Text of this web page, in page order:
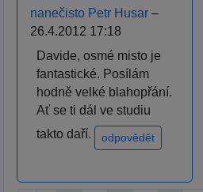
nanečisto Petr Husar –
26.4.2012 17:18
Davide, osmé misto je
fantastické. Posílám
hodně velké blahopřání.
Ať se ti dál ve studiu
takto daří.
odpovědět